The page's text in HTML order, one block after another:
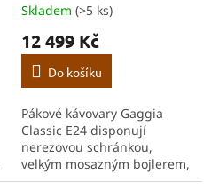
Skladem (>5 ks)
12 499 Kč
Do košíku
Pákové kávovary Gaggia
Classic E24 disponují
nerezovou schránkou,
velkým mosazným bojlerem,
ohřevnou plochou pro šálky,